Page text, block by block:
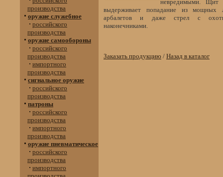
производства
оружие служебное
российского
производства
оружие самообороны
российского
производства
импортного
производства
сигнальное оружие
российского
производства
патроны
российского
производства
импортного
производства
оружие пневматическое
российского
производства
импортного
невредимыми. Щит
выдерживает попадание из мощных
арбалетов и даже стрел с
наконечниками.
Заказать продукцию / Назад в каталог